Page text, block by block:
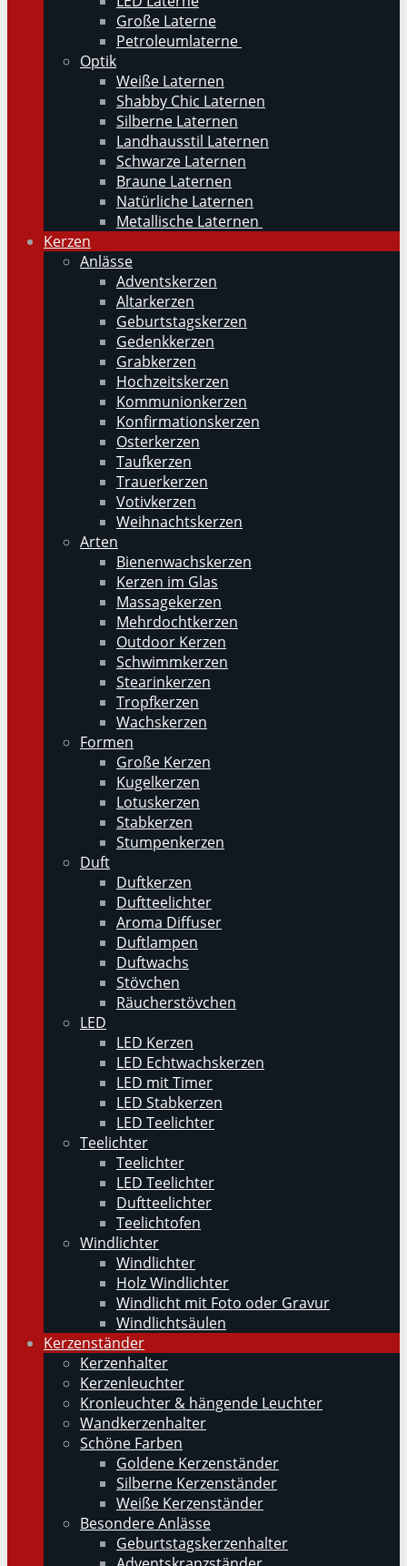
Große Laterne
Petroleumlaterne
Optik
Weiße Laternen
Shabby Chic Laternen
Silberne Laternen
Landhausstil Laternen
Schwarze Laternen
Braune Laternen
Natürliche Laternen
Metallische Laternen
Kerzen
Anlässe
Adventskerzen
Altarkerzen
Geburtstagskerzen
Gedenkkerzen
Grabkerzen
Hochzeitskerzen
Kommunionkerzen
Konfirmationskerzen
Osterkerzen
Taufkerzen
Trauerkerzen
Votivkerzen
Weihnachtskerzen
Arten
Bienenwachskerzen
Kerzen im Glas
Massagekerzen
Mehrdochtkerzen
Outdoor Kerzen
Schwimmkerzen
Stearinkerzen
Tropfkerzen
Wachskerzen
Formen
Große Kerzen
Kugelkerzen
Lotuskerzen
Stabkerzen
Stumpenkerzen
Duft
Duftkerzen
Duftteelichter
Aroma Diffuser
Duftlampen
Duftwachs
Stövchen
Räucherstövchen
LED
LED Kerzen
LED Echtwachskerzen
LED mit Timer
LED Stabkerzen
LED Teelichter
Teelichter
Teelichter
LED Teelichter
Duftteelichter
Teelichtofen
Windlichter
Windlichter
Holz Windlichter
Windlicht mit Foto oder Gravur
Windlichtsäulen
Kerzenständer
Kerzenhalter
Kerzenleuchter
Kronleuchter & hängende Leuchter
Wandkerzenhalter
Schöne Farben
Goldene Kerzenständer
Silberne Kerzenständer
Weiße Kerzenständer
Besondere Anlässe
Geburtstagskerzenhalter